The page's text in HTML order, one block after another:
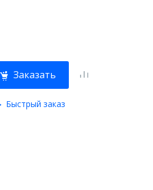
Заказать
Быстрый заказ